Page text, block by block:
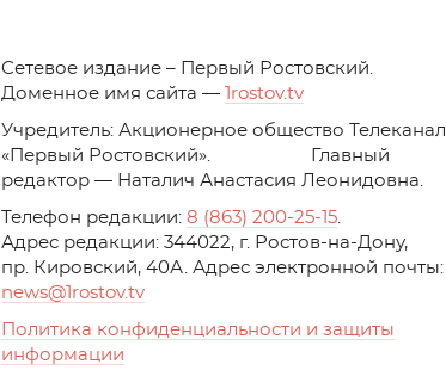
Cетевое издание – Первый Ростовский.
Доменное имя сайта —
1rostov.tv
Учредитель: Акционерное общество Телеканал
«Первый Ростовский». Главный
редактор — Наталич Анастасия Леонидовна.
Телефон редакции: 8 (863) 200-25-15.
Адрес редакции: 344022, г. Ростов-на-Дону,
пр. Кировский, 40А. Адрес электронной почты:
news@1rostov.tv
Политика конфиденциальности и защиты
информации